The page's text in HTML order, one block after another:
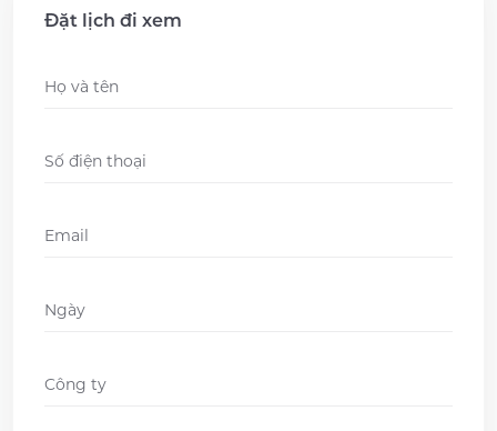
Đặt lịch đi xem
Name *
Phone
Email
Ngày
Company